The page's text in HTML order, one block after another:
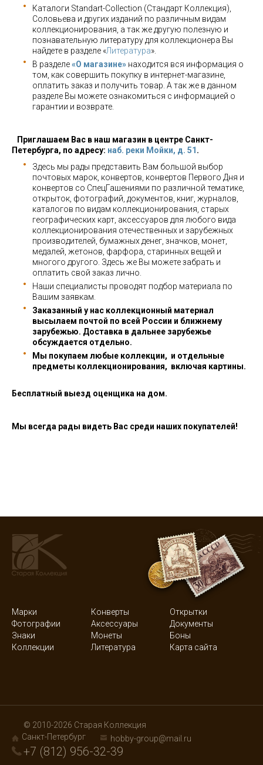
Каталоги Standart-Collection (Стандарт Коллекция),
Соловьева и других изданий по различным видам
коллекционирования, а так же другую полезную и
познавательную литературу для коллекционера Вы
найдете в разделе «Литература».
В разделе«О магазине» находится вся информация о
том, как совершить покупку в интернет-магазине,
оплатить заказ и получить товар. А так же в данном
разделе Вы можете ознакомиться с информацией о
гарантии и возврате.
Приглашаем Вас в наш магазин в центре Санкт-
Петербурга, по адресу: наб. реки Мойки, д. 51 .
Здесь мы рады представить Вам большой выбор
почтовых марок, конвертов, конвертов Первого Дня и
конвертов со СпецГашениями по различной тематике,
открыток, фотографий, документов, книг, журналов,
каталогов по видам коллекционирования, старых
географических карт, аксессуаров для любого вида
коллекционирования отечественных и зарубежных
производителей, бумажных денег, значков, монет,
медалей, жетонов, фарфора, старинных вещей и
многого другого. Здесь же Вы можете забрать и
оплатить свой заказ лично.
Наши специалисты проводят подбор материала по
Вашим заявкам.
Заказанный у нас коллекционный материал
высылаем почтой по всей России и ближнему
зарубежью. Доставка в дальнее зарубежье
обсуждается отдельно.
Мы покупаем любые коллекции, и отдельные
предметы коллекционирования, включая картины.
Бесплатный выезд оценщика на дом.
Мы всегда рады видеть Вас среди наших покупателей!
Марки Конверты
Открытки
Фотографии
Аксессуары
Документы
Знаки
Монеты
Боны
Коллекции
Литература Карта сайта
© 2010-2026 Старая Коллекция
Санкт-Петербург
hobby-group@mail.ru
+7 (812) 956-32-39